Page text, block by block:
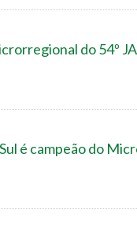
do 54º
é campeão do